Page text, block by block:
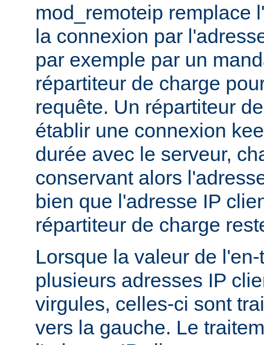
mod_remoteip remplace
la connexion par
par exemple par un
répartiteur de charge
requête. Un répartiteur
établir une connexion
durée avec le serveur,
conservant alors
bien que l'adresse IP
répartiteur de charge
Lorsque la valeur de
plusieurs adresses IP
virgules, celles-ci sont
vers la gauche. Le